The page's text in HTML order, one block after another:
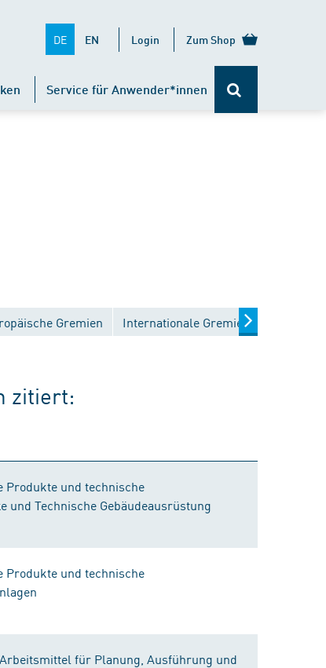
DE EN Login Zum Shop
Service für Anwender*innen
Gremien Internationale Gremien
zitiert:
Produkte und technische
und Technische Gebäudeausrüstung
Produkte und technische
für Planung, Ausführung und